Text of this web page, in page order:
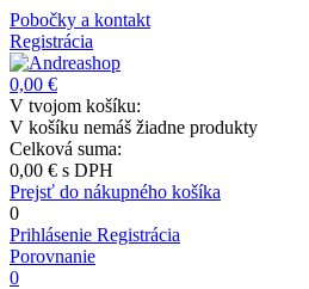
Pobočky a kontakt
Registrácia
0,00 €
V tvojom košíku:
V košíku nemáš žiadne produkty
Celková suma:
0,00 € s DPH
Prejsť do nákupného košíka
0
Prihlásenie Registrácia
Porovnanie
0